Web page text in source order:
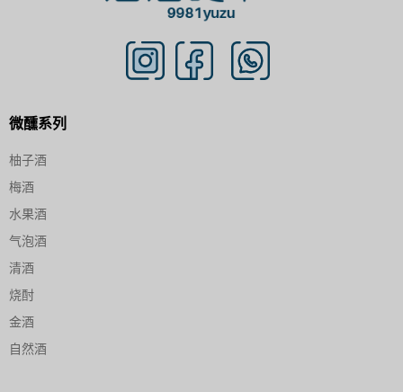
微醺系列
柚子酒
梅酒
水果酒
气泡酒
清酒
烧酎
金酒
自然酒